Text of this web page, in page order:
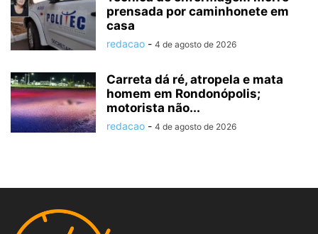
prensada por caminhonete em
casa
redacao - 4 de agosto de 2026
Carreta dá ré, atropela e mata
homem em Rondonópolis;
motorista não...
redacao - 4 de agosto de 2026